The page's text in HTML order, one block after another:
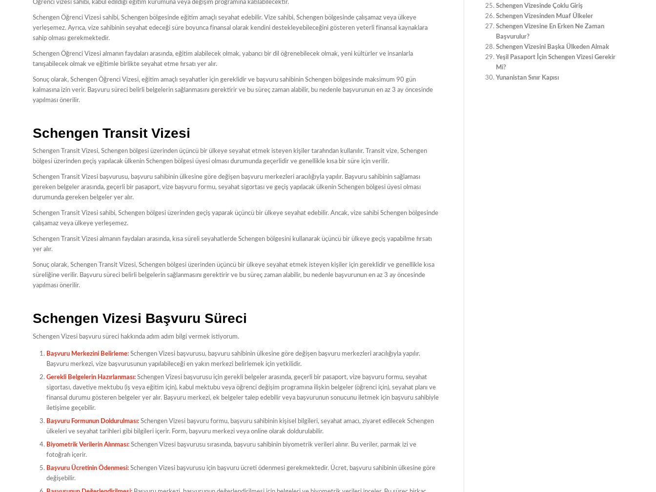
Öğrenci vizesi sahibi, kabul edildiği eğitim kurumuna veya değişim programına katılabilecektir.
Schengen Öğrenci Vizesi sahibi, Schengen bölgesinde eğitim amaçlı seyahat edebilir. Vize sahibi, Schengen bölgesinde çalışamaz veya ülkeye
yerleşemez. Ayrıca, vize sahibinin seyahat edeceği süre boyunca finansal olarak kendini destekleyebileceğini gösteren yeterli finansal kaynaklara
sahip olması gerekmektedir.
Schengen Öğrenci Vizesi almanın faydaları arasında, eğitim alabilecek olmak, yabancı bir dil öğrenebilecek olmak, yeni kültürler ve insanlarla
tanışabilecek olmak ve eğitimle birlikte seyahat etme fırsatı yer alır.
Sonuç olarak, Schengen Öğrenci Vizesi, eğitim amaçlı seyahatler için gereklidir ve başvuru sahibinin Schengen bölgesinde maksimum 90 gün
kalmasına izin verir. Başvuru süreci belirli belgelerin sağlanmasını gerektirir ve bu süreç zaman alabilir, bu nedenle başvurunun en az 3 ay öncesinde
yapılması önerilir.
Schengen Transit Vizesi
Schengen Transit Vizesi, Schengen bölgesi üzerinden üçüncü bir ülkeye seyahat etmek isteyen kişiler tarafından kullanılır. Transit vize, Schengen
bölgesi üzerinden geçiş yapılacak ülkenin Schengen bölgesi üyesi olması durumunda geçerlidir ve genellikle kısa bir süre için verilir.
Schengen Transit Vizesi başvurusu, başvuru sahibinin ülkesine göre değişen başvuru merkezleri aracılığıyla yapılır. Başvuru sahibinin sağlaması
gereken belgeler arasında, geçerli bir pasaport, vize başvuru formu, seyahat sigortası ve geçiş yapılacak ülkenin Schengen bölgesi üyesi olması
durumunda gereken belgeler yer alır.
Schengen Transit Vizesi sahibi, Schengen bölgesi üzerinden geçiş yaparak üçüncü bir ülkeye seyahat edebilir. Ancak, vize sahibi Schengen bölgesinde
çalışamaz veya ülkeye yerleşemez.
Schengen Transit Vizesi almanın faydaları arasında, kısa süreli seyahatlerde Schengen bölgesini kullanarak üçüncü bir ülkeye geçiş yapabilme fırsatı
yer alır.
Sonuç olarak, Schengen Transit Vizesi, Schengen bölgesi üzerinden üçüncü bir ülkeye seyahat etmek isteyen kişiler için gereklidir ve genellikle kısa
süreliğine verilir. Başvuru süreci belirli belgelerin sağlanmasını gerektirir ve bu süreç zaman alabilir, bu nedenle başvurunun en az 3 ay öncesinde
yapılması önerilir.
Schengen Vizesi Başvuru Süreci
Schengen Vizesi başvuru süreci hakkında adım adım bilgi vermek istiyorum.
Başvuru Merkezini Belirleme: Schengen Vizesi başvurusu, başvuru sahibinin ülkesine göre değişen başvuru merkezleri aracılığıyla yapılır.
Başvuru merkezi, vize başvurusunun yapılabileceği en yakın merkezi belirlemek için yetkilidir.
Gerekli Belgelerin Hazırlanması: Schengen Vizesi başvurusu için gerekli belgeler arasında, geçerli bir pasaport, vize başvuru formu, seyahat
sigortası, davetiye mektubu (iş veya eğitim için), kabul mektubu veya öğrenci değişim programına ilişkin belgeler (öğrenci için), seyahat planı ve
finansal durumu gösteren belgeler yer alır. Başvuru merkezi, ek belgeler talep edebilir veya başvurunun sonucunu iletmek için başvuru sahibiyle
iletişime geçebilir.
Başvuru Formunun Doldurulması: Schengen Vizesi başvuru formu, başvuru sahibinin kişisel bilgileri, seyahat amacı, ziyaret edilecek Schengen
ülkeleri ve seyahat tarihleri gibi bilgileri içerir. Form, başvuru merkezi veya online olarak doldurulabilir.
Biyometrik Verilerin Alınması: Schengen Vizesi başvurusu sırasında, başvuru sahibinin biyometrik verileri alınır. Bu veriler, parmak izi ve
fotoğrafı içerir.
Başvuru Ücretinin Ödenmesi: Schengen Vizesi başvurusu için başvuru ücreti ödenmesi gerekmektedir. Ücret, başvuru sahibinin ülkesine göre
değişebilir.
Schengen Vizesinde Çoklu Giriş
Schengen Vizesinden Muaf Ülkeler
Schengen Vizesine En Erken Ne Zaman
Başvurulur?
Schengen Vizesini Başka Ülkeden Almak
Yeşil Pasaport İçin Schengen Vizesi Gerekir
Mi?
Yunanistan Sınır Kapısı